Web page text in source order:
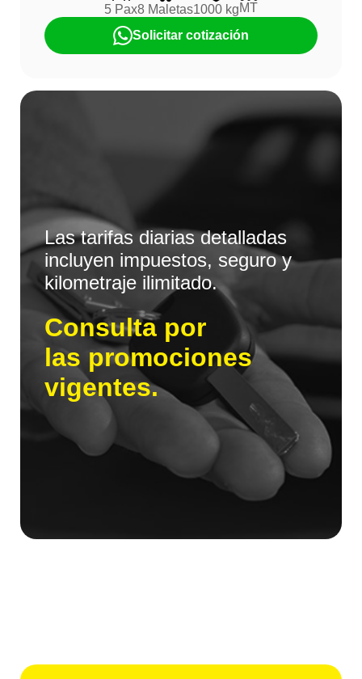
5 Pax8 Maletas1000 kgMT
Solicitar cotización
Las tarifas diarias detalladas
incluyen impuestos, seguro y
kilometraje ilimitado.
Consulta por
las promociones
vigentes.